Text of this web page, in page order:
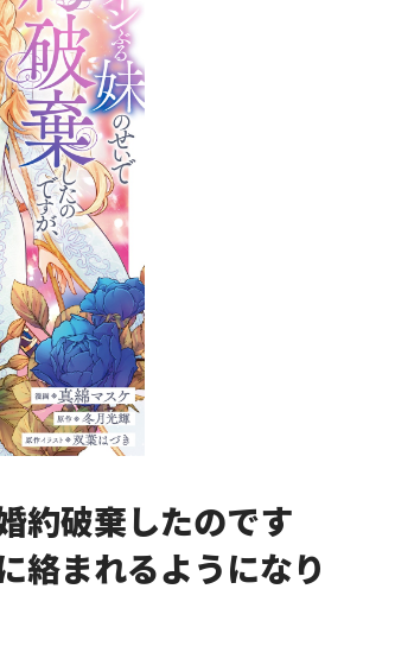
リキューレ
閉じる
約破棄したのです
絡まれるようになり